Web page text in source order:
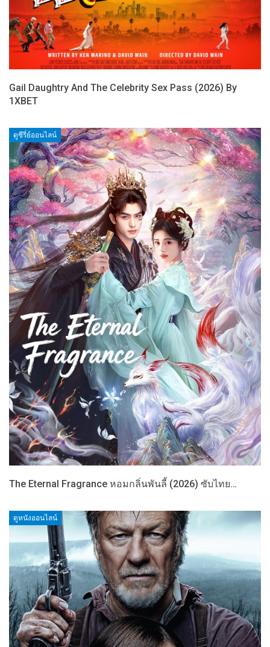
Gail Daughtry And The Celebrity Sex Pass (2026) By
1XBET
ดูซีรี่ย์ออนไลน์
The Eternal Fragrance หอมกลิ่นพันลี้ (2026) ซับไทย…
ดูหนังออนไลน์